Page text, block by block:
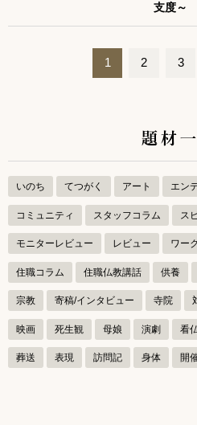
支度～
ナ
ビ
ゲ
ー
シ
ョ
ン
1 2 3
題材
いのち てつがく アート エン
コミュニティ スタッフコラム ス
モニターレビュー レビュー ワー
住職コラム 住職仏教講話 供養
宗教 寄稿/インタビュー 寺院
映画 死生観 母娘 演劇 看
葬送 表現 訪問記 身体 開